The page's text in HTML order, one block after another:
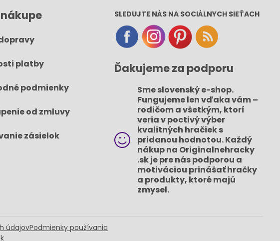
platby
podmienky
od zmluvy
zásielok
SLEDUJTE NÁS NA SOCIÁLNYCH SIEŤACH
Ďakujeme za podporu
Sme slovenský e-shop​.
Fungujeme len vďaka vám –
rodičom a všetkým, ktorí
veria v poctivý výber
kvalitných hračiek s
pridanou hodnotou​. Každý
nákup na Originalnehracky​
.sk je pre nás podporou a
motiváciou prinášať hračky
a produkty, ktoré majú
zmysel​.
údajovPodmienky používania